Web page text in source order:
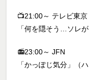
📺21:00～ テレビ東京
「何を隠そう…ソレ
📻23:00～ JFN
「かっぽじ気分」（